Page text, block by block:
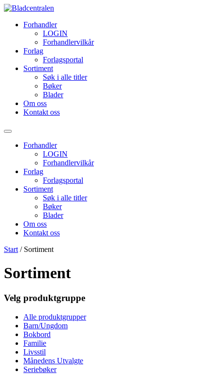
Forhandler
LOGIN
Forhandlervilkår
Forlag
Forlagsportal
Sortiment
Søk i alle titler
Bøker
Blader
Om oss
Kontakt oss
Forhandler
LOGIN
Forhandlervilkår
Forlag
Forlagsportal
Sortiment
Søk i alle titler
Bøker
Blader
Om oss
Kontakt oss
Start / Sortiment
Sortiment
Velg produktgruppe
Alle produktgrupper
Barn/Ungdom
Bokbord
Familie
Livsstil
Månedens Utvalgte
Seriebøker